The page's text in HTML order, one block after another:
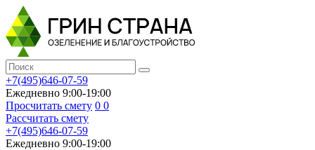
+7(495)646-07-59
Ежедневно 9:00-19:00
Просчитать смету 0 0
Рассчитать смету
+7(495)646-07-59
Ежедневно 9:00-19:00